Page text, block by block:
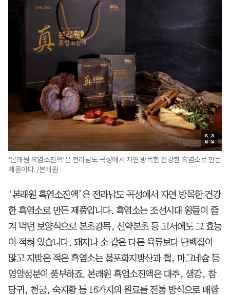
‘본래원 흑염소진액’은 전라남도 곡성에서 자연 방목한 건강한 흑염소로 만든
제품이다. /본래원
‘본래원 흑염소진액’은 전라남도 곡성에서 자연 방목한 건강
한 흑염소로 만든 제품입니다. 흑염소는 조선시대 왕들이 즐
겨 먹던 보양식으로 본초강목, 신약본초 등 고서에도 그 효능
이 적혀 있습니다. 돼지나 소 같은 다른 육류보다 단백질이
많고 지방은 적은 흑염소는 불포화지방산과 철, 마그네슘 등
영양성분이 풍부하죠. 본래원 흑염소진액은 대추, 생강, 참
당귀, 천궁, 숙지황 등 16가지의 원료를 전통 방식으로 배합